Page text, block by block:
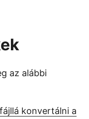
az alábbi
konvertálni a